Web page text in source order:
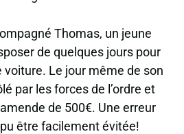
Thomas, un jeune
de quelques jours pour
voiture. Le jour même de son
par les forces de l’ordre et
de 500€. Une erreur
être facilement évitée!